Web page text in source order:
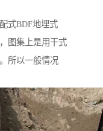
式BDF地埋式
图集上是用干式
所以一般情况